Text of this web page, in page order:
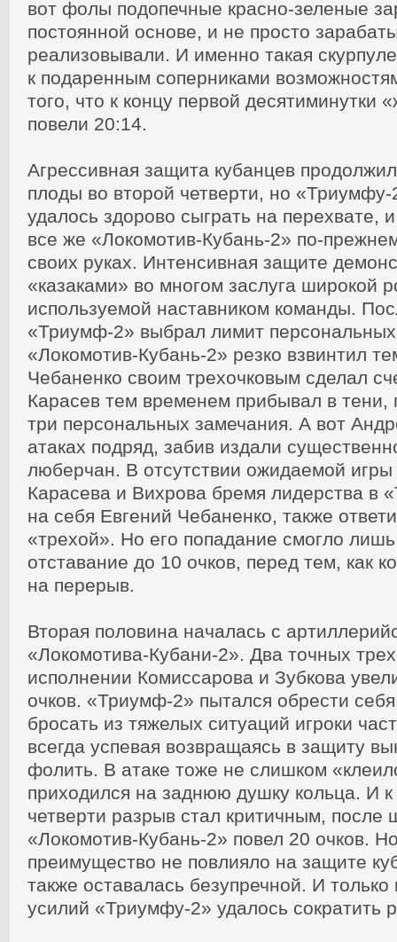
вот фолы подопечные красно-зеленые
постоянной основе, и не просто
реализовывали. И именно такая
к подаренным соперниками
того, что к концу первой десятиминутки
повели 20:14.
Агрессивная защита кубанцев
плоды во второй четверти, но «Триумфу-
удалось здорово сыграть на перехвате,
все же «Локомотив-Кубань-2» по-
своих руках. Интенсивная защите
«казаками» во многом заслуга широкой
используемой наставником команды.
«Триумф-2» выбрал лимит
«Локомотив-Кубань-2» резко взвинтил
Чебаненко своим трехочковым сделал
Карасев тем временем прибывал в тени,
три персональных замечания. А вот
атаках подряд, забив издали
люберчан. В отсутствии ожидаемой
Карасева и Вихрова бремя лидерства в
на себя Евгений Чебаненко, также
«трехой». Но его попадание смогло лишь
отставание до 10 очков, перед тем, как
на перерыв.
Вторая половина началась с
«Локомотива-Кубани-2». Два точных
исполнении Комиссарова и Зубкова
очков. «Триумф-2» пытался обрести
бросать из тяжелых ситуаций игроки
всегда успевая возвращаясь в защиту
фолить. В атаке тоже не слишком
приходился на заднюю душку кольца. И к
четверти разрыв стал критичным,
«Локомотив-Кубань-2» повел 20 очков.
преимущество не повлияло на защите
также оставалась безупречной. И
усилий «Триумфу-2» удалось сократить